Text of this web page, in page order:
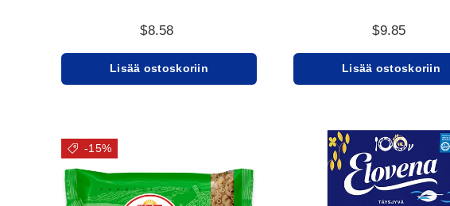
$8.58
Lisää ostoskoriin
$9.85
Lisää ostoskoriin
-15%